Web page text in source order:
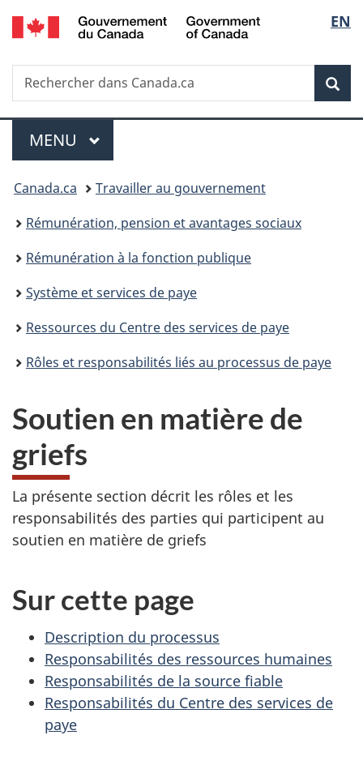
Passer
au
principal
Passer
à
Au
du
Passer
à
version
simplifiée
de
la
EN
Recherche
Rechercher
dans
Menu
MENU PRINCIPAL
Vous
êtes
ici :
Canada.ca
Travailler au gouvernement
Rémunération, pension et avantages sociaux
Rémunération à la fonction publique
Système et services de paye
Ressources du Centre des services de paye
Rôles et responsabilités liés au processus de paye
Soutien en matière de
griefs
La présente section décrit les rôles et les
responsabilités des parties qui participent au
soutien en matière de griefs
Sur cette page
Description du processus
Responsabilités des ressources humaines
Responsabilités de la source fiable
Responsabilités du Centre des services de
paye